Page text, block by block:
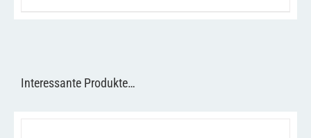
Interessante Produkte…